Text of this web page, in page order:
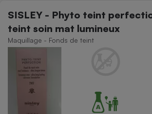
SISLEY - Phyto teint
teint soin mat lumineux
Maquillage - Fonds de teint